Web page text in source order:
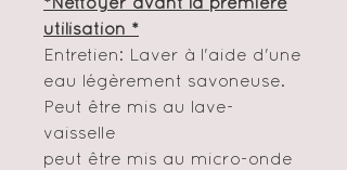
*Nettoyer avant la première
utilisation *
Entretien: Laver à l'aide d'une
eau légèrement savoneuse.
Peut être mis au lave-
vaisselle
peut être mis au micro-onde